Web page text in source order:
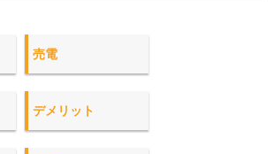
売電
デメリット